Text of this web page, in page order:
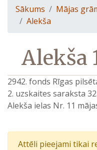
Sākums Mājas
Alekša
Alekša
2942. fonds Rīgas
2. uzskaites saraksta
Alekša ielas Nr. 11
Attēli pieejami tikai